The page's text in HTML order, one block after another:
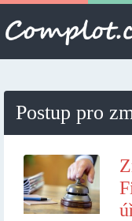
Různé
Osobní
Apple iPad
Postup pro